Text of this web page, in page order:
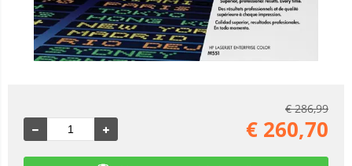
€286,99
€ 260,70